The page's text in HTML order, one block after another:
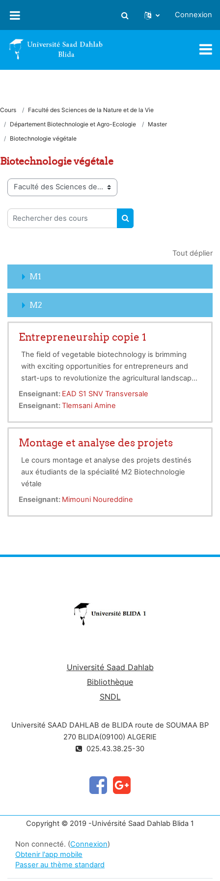
Activer/désactiver la saisie
Connexion
Cours
Faculté des Sciences de la Nature et de la Vie
Département Biotechnologie et Agro-Ecologie
Master
Biotechnologie végétale
Biotechnologie végétale
Catégories de cours
Rechercher des cours
RECHERCHER DES
Tout déplier
M1
M2
Entrepreneurship copie 1
The field of vegetable biotechnology is brimming
with exciting opportunities for entrepreneurs and
start-ups to revolutionize the agricultural landscape.
By harnessing the power of biotechnology,
entrepreneurs can develop innovative solutions to
and promote sustainable farming practices. This can
help address global food security concerns, reduce
the environmental footprint of food production, and
foster economic growth in rural communities. To
fully realize the potential of entrepreneurship in
vegetable biotechnology, supportive ecosystems
for innovation, a culture of risk-taking, and
essential.
Enseignant: EAD S1 SNV Transversale
Enseignant:Tlemsani Amine
Montage et analyse des projets
Le cours montage et analyse des projets destinés
aux étudiants de la spécialité M2 Biotechnologie
vétale
Enseignant: Mimouni Noureddine
Université Saad Dahlab
Bibliothèque
SNDL
Université SAAD DAHLAB de BLIDA route de SOUMAA BP
270 BLIDA(09100) ALGERIE
025.43.38.25-30
Copyright © 2019 -Univérsité Saad Dahlab Blida 1
Non connecté. (Connexion)
Obtenir l'app mobile
Passer au thème standard